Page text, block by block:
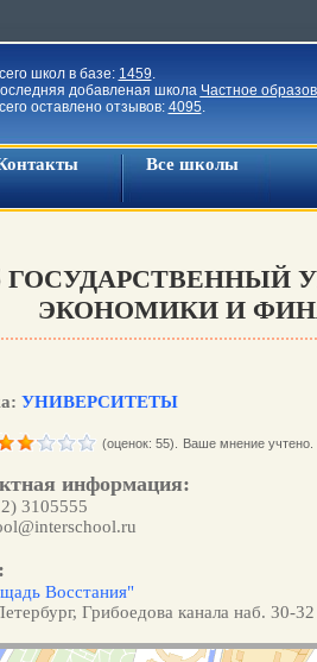
школ в базе: 1459.
добавленая школа Частное
оставлено отзывов: 4095.
Все школы
ГОСУДАРСТВЕННЫЙ
ЭКОНОМИКИ И
УНИВЕРСИТЕТЫ
(оценок: 55). Ваше мнение учтено.
информация:
3105555
Восстания"
Грибоедова канала наб. 30-32